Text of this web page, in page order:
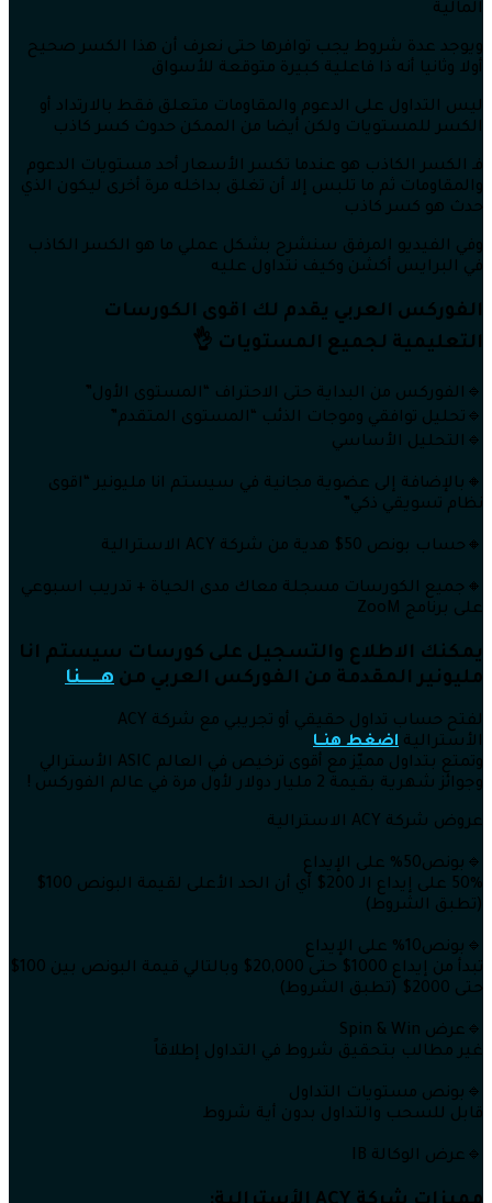
المالية
ويوجد عدة شروط يجب توافرها حتى نعرف أن هذا الكسر صحيح
أولا وثانيا أنه ذا فاعلية كبيرة متوقعة للأسواق
ليس التداول على الدعوم والمقاومات متعلق فقط بالارتداد أو
الكسر للمستويات ولكن أيضا من الممكن حدوث كسر كاذب
فـ الكسر الكاذب هو عندما تكسر الأسعار أحد مستويات الدعوم
والمقاومات ثم ما تلبس إلا أن تغلق بداخله مرة أخرى ليكون الذي
حدث هو كسر كاذب
وفي الفيديو المرفق سنشرح بشكل عملي ما هو الكسر الكاذب
في البرايس أكشن وكيف نتداول عليه
الفوركس العربي يقدم لك اقوى الكورسات
التعليمية لجميع المستويات 👌
🔹الفوركس من البداية حتى الاحتراف “المستوى الأول”
🔹تحليل توافقي وموجات الذئب “المستوى المتقدم”
🔹التحليل الأساسي
🔸بالإضافة إلى عضوية مجانية في سيستم انا مليونير “اقوى
نظام تسويقي ذكي”
🔸حساب بونص 50$ هدية من شركة ACY الاسترالية
🔸جميع الكورسات مسجلة معاك مدى الحياة + تدريب اسبوعي
على برنامج ZooM
يمكنك الاطلاع والتسجيل على كورسات سيستم انا
مليونير المقدمة من الفوركس العربي من هــــــنا
لفتح حساب تداول حقيقي أو تجريبي مع شركة ACY
الأسترالية اضغط هنــا
وتمتع بتداول مميّز مع أقوى ترخيص في العالم ASIC الأسترالي
وجوائز شهرية بقيمة 2 مليار دولار لأول مرة في عالم الفوركس !
عروض شركة ACY الاسترالية
🔹بونص50% على الإيداع
50% على إيداع الـ 200$ أي أن الحد الأعلى لقيمة البونص 100$
(تطبق الشروط)
🔹بونص10% على الإيداع
تبدأ من إيداع 1000$ حتى 20,000$ وبالتالي قيمة البونص بين 100$
حتى 2000$ (تطبق الشروط)
🔹عرض Spin & Win
غير مطالب بتحقيق شروط في التداول إطلاقاً
🔹بونص مستويات التداول
قابل للسحب والتداول بدون أية شروط
🔹عرض الوكالة IB